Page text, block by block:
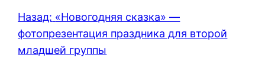
Назад: «Новогодняя сказка» —
фотопрезентация праздника для второй
младшей группы